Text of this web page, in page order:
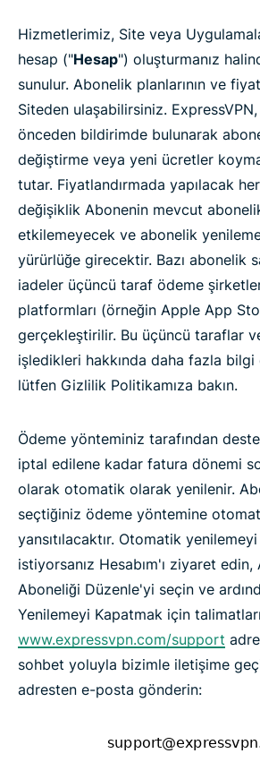
Hizmetlerimiz, Site veya
hesap ("Hesap") oluşturmanız
sunulur. Abonelik planlarının ve
Siteden ulaşabilirsiniz.
önceden bildirimde bulunarak
değiştirme veya yeni ücretler koyma
tutar. Fiyatlandırmada yapılacak
değişiklik Abonenin mevcut
etkilemeyecek ve abonelik
yürürlüğe girecektir. Bazı abonelik
iadeler üçüncü taraf ödeme
platformları (örneğin Apple App
gerçekleştirilir. Bu üçüncü taraflar
işledikleri hakkında daha fazla
lütfen Gizlilik Politikamıza bakın.
Ödeme yönteminiz tarafından
iptal edilene kadar fatura dönemi
olarak otomatik olarak yenilenir.
seçtiğiniz ödeme yöntemine
yansıtılacaktır. Otomatik
istiyorsanız Hesabım'ı ziyaret
Aboneliği Düzenle'yi seçin ve
Yenilemeyi Kapatmak için
www.expressvpn.com/support
sohbet yoluyla bizimle iletişime
adresten e-posta gönderin: